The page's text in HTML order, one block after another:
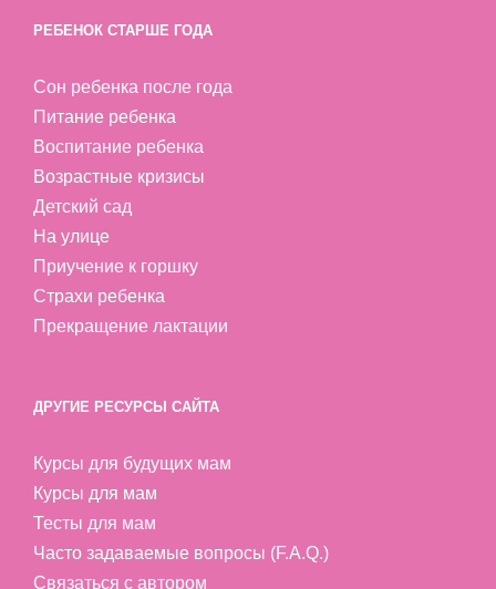
РЕБЕНОК СТАРШЕ ГОДА
Сон ребенка после года
Питание ребенка
Воспитание ребенка
Возрастные кризисы
Детский сад
На улице
Приучение к горшку
Страхи ребенка
Прекращение лактации
ДРУГИЕ РЕСУРСЫ САЙТА
Курсы для будущих мам
Курсы для мам
Тесты для мам
Часто задаваемые вопросы (F.A.Q.)
Связаться с автором